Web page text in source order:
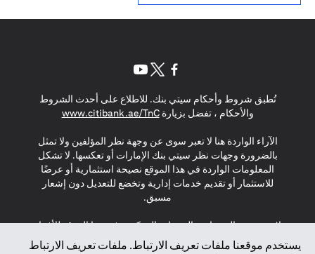
يستخدم موقعنا ملفات تعريف الارتباط. ملفات تعريف الارتباط
تُطبق شروط وأحكام سيتي بنك. للاطلاع على أحدث الشروط
والأحكام ، تفضل بزيارةwww.citibank.ae/TnC
in a new tab
الآراء الواردة هنا لا تعبر سوى عن وجهة نظر المؤلفين ولا تمثل
بالضرورة وجهات نظر سيتي بنك الإمارات أو تعكسها. لا تشكل
المعلومات الواردة في هذا الموقع نصيحة استثمارية أو عرضًا
للاستثمار أو تقديم خدمات إدارية وتخضع للتعديل دون إشعار
مسبق.
لا يتم تقديم المنتجات والخدمات المذكورة في هذا الموقع للأفراد
المقيمين في الاتحاد الأوروبي أو المنطقة الاقتصادية الأوروبية أو